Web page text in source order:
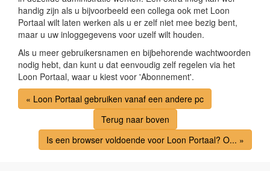
handig zijn als u bijvoorbeeld een collega ook met Loon
Portaal wilt laten werken als u er zelf niet mee bezig bent,
maar u uw inloggegevens voor uzelf wilt houden.
Als u meer gebruikersnamen en bijbehorende wachtwoorden
nodig hebt, dan kunt u dat eenvoudig zelf regelen via het
Loon Portaal, waar u kiest voor 'Abonnement'.
« Loon Portaal gebruiken vanaf een andere pc
Terug naar boven
Is een browser voldoende voor Loon Portaal? O... »